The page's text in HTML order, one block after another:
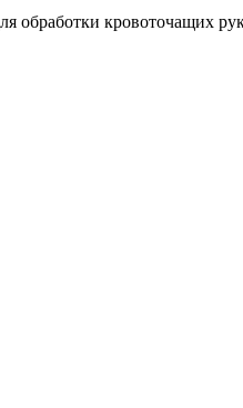
кровоточащих